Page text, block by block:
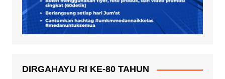
DIRGAHAYU RI KE-80 TAHUN